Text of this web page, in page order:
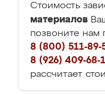
Стоимость
материалов
позвоните нам
8 (800) 511-89-
8 (926) 409-68-
рассчитает